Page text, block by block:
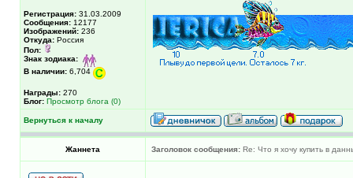
Регистрация: 31.03.2009
Сообщения: 12177
Изображений: 236
Откуда: Россия
Пол:
Знак зодиака:
В наличии: 6,704
Награды: 270
Блог: Просмотр блога (0)
Вернуться к началу
Жаннета Заголовок сообщения: Re: Что я хочу купить в